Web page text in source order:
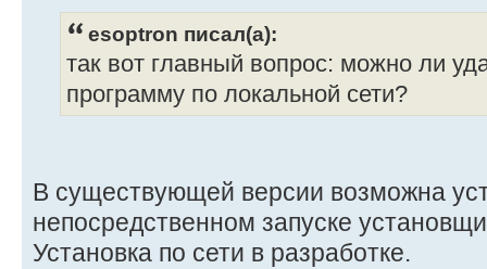
esoptron писал(а):
так вот главный вопрос: можно ли
программу по локальной сети?
В существующей версии возможна
непосредственном запуске
Установка по сети в разработке.